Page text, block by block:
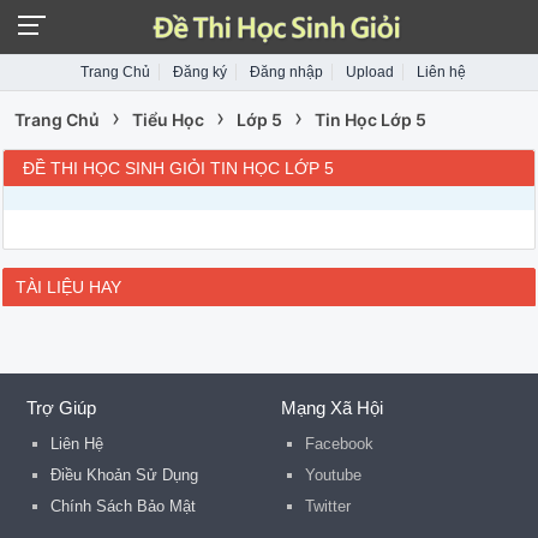
Trang Chủ Đăng ký Đăng nhập Upload Liên hệ
Trang Chủ › Tiểu Học › Lớp 5 › Tin Học Lớp 5
ĐỀ THI HỌC SINH GIỎI TIN HỌC LỚP 5
TÀI LIỆU HAY
Trợ Giúp
Liên Hệ
Điều Khoản Sử Dụng
Chính Sách Bảo Mật
Mạng Xã Hội
Facebook
Youtube
Twitter